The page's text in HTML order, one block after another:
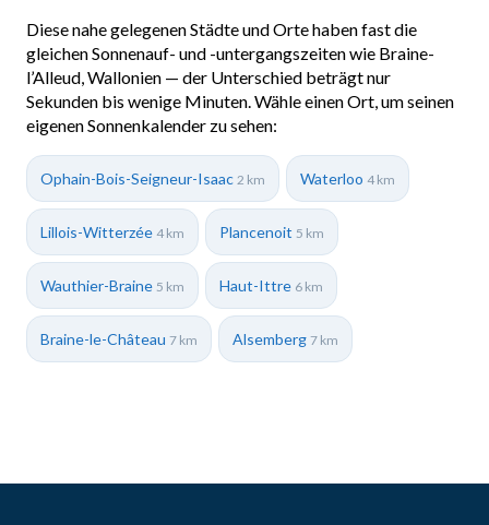
Diese nahe gelegenen Städte und Orte haben fast die
gleichen Sonnenauf- und -untergangszeiten wie Braine-
l’Alleud, Wallonien — der Unterschied beträgt nur
Sekunden bis wenige Minuten. Wähle einen Ort, um seinen
eigenen Sonnenkalender zu sehen:
Ophain-Bois-Seigneur-Isaac 2 km Waterloo 4 km
Lillois-Witterzée 4 km Plancenoit 5 km
Wauthier-Braine 5 km Haut-Ittre 6 km
Braine-le-Château 7 km Alsemberg 7 km